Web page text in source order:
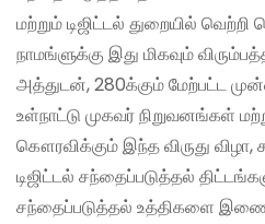
மற்றும் டிஜிட்டல் துறையில் வெற்றி
நாமங்ளுக்கு இது மிகவும்
அத்துடன், 280க்கும் மேற்பட்ட
உள்நாட்டு முகவர் நிறுவனங்கள்
கௌரவிக்கும் இந்த விருது விழா,
டிஜிட்டல் சந்தைப்படுத்தல்
சந்தைப்படுத்தல் உத்திகளை